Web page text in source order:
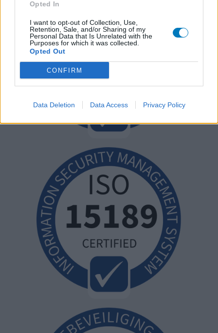
Opted In
I want to opt-out of Collection, Use,
Retention, Sale, and/or Sharing of my
Personal Data that Is Unrelated with the
Purposes for which it was collected.
Opted Out
CONFIRM
Data Deletion Data Access Privacy Policy